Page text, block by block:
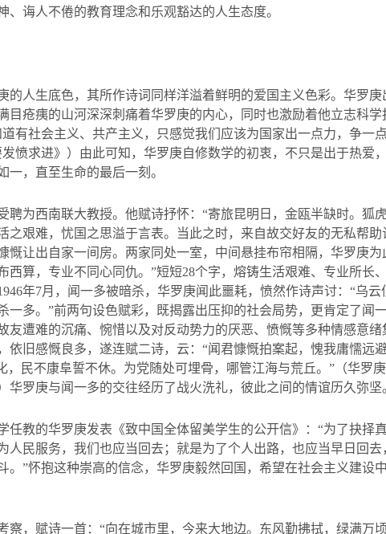
、诲人不倦的教育理念和乐观豁达的人生态度。
的人生底色，其所作诗词同样洋溢着鲜明的爱国主义色彩。华罗庚
目疮痍的山河深深刺痛着华罗庚的内心，同时也激励着他立志科
有社会主义、共产主义，只感觉我们应该为国家出一点力，争一
发愤求进》）由此可知，华罗庚自修数学的初衷，不只是出于热爱
一，直至生命的最后一刻。
聘为西南联大教授。他赋诗抒怀： “寄旅昆明日，金瓯半缺时。狐
之艰难，忧国之思溢于言表。当此之时，来自故交好友的无私帮
慨让出自家一间房。两家同处一室，中间悬挂布帘相隔，华罗庚为
西算，专业不同心同仇。 ”短短28个字，熔铸生活艰难、专业所长
年7月，闻一多被暗杀，华罗庚闻此噩耗，愤然作诗声讨：“乌
一多。”前两句设色赋彩，既揭露出压抑的社会局势，更肯定了闻
友遭难的沉痛、惋惜以及对反动势力的厌恶、愤慨等多种情感意
依旧感慨良多，遂连赋二诗，云：“闻君慷慨拍案起，愧我庸懦远
，民不康阜誓不休。为党随处可埋骨，哪管江海与荒丘。”（华罗
罗庚与闻一多的交往经历了战火洗礼，彼此之间的情谊历久弥坚
任教的华罗庚发表《致中国全体留美学生的公开信》： “为了抉择
人民服务，我们也应当回去；就是为了个人出路，也应当早日回
。 ”怀抱这种崇高的信念，华罗庚毅然回国，希望在社会主义建设
察，赋诗一首： “向在城市里，今来大地边。东风勤拂拭，绿满万